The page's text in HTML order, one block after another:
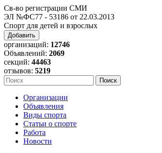
Св-во регистрации СМИ
ЭЛ №ФС77 - 53186 от 22.03.2013
Спорт для детей и взрослых
Добавить
организаций: 12746
Объявлений: 2069
секций: 44463
отзывов: 5219
Организации
Объявления
Виды спорта
Статьи о спорте
Работа
Новости